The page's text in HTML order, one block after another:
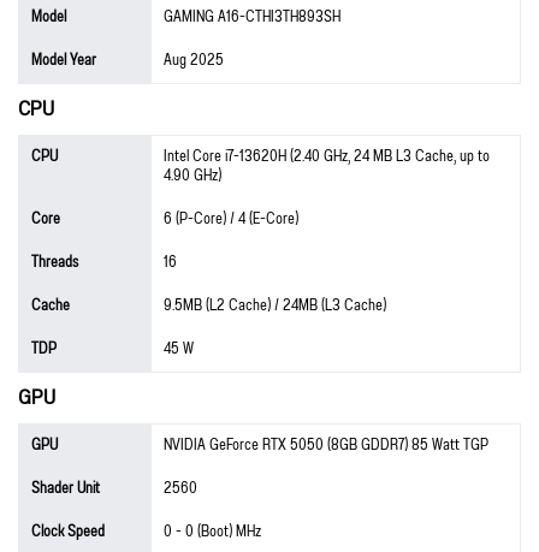
Model
GAMING A16-CTHI3TH893SH
Model Year
Aug 2025
CPU
CPU Intel Core i7-13620H (2.40 GHz, 24 MB L3 Cache, up to
4.90 GHz)
Core
6 (P-Core) / 4 (E-Core)
Threads
16
Cache
9.5MB (L2 Cache) / 24MB (L3 Cache)
TDP
45 W
GPU
GPU
NVIDIA GeForce RTX 5050 (8GB GDDR7) 85 Watt TGP
Shader Unit
2560
Clock Speed
0 - 0 (Boot) MHz